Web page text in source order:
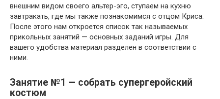
внешним видом своего альтер-эго, ступаем на кухню
завтракать, где мы также познакомимся с отцом Криса.
После этого нам откроется список так называемых
прикольных занятий — основных заданий игры. Для
вашего удобства материал разделен в соответствии с
ними.
Занятие №1 — собрать супергеройский
костюм